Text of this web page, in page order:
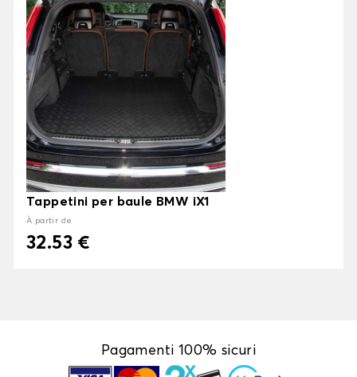
Tappetini per baule BMW iX1
À partir de
32.53 €
Pagamenti 100% sicuri